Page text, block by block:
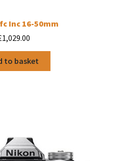
Inc 16-50mm
1,029.00
to basket